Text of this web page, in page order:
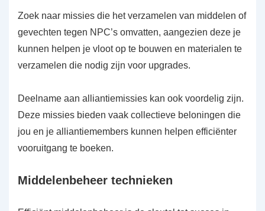
Zoek naar missies die het verzamelen van middelen of
gevechten tegen NPC’s omvatten, aangezien deze je
kunnen helpen je vloot op te bouwen en materialen te
verzamelen die nodig zijn voor upgrades.
Deelname aan alliantiemissies kan ook voordelig zijn.
Deze missies bieden vaak collectieve beloningen die
jou en je alliantiemembers kunnen helpen efficiënter
vooruitgang te boeken.
Middelenbeheer technieken